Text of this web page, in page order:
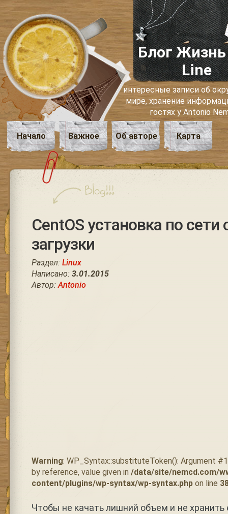
Блог Жизнь
Line
интересные записи об
мире, хранение
гостях у Antonio
Начало Важное Об авторе Карта
CentOS установка по сети
загрузки
Раздел: Linux
Написано: 3.01.2015
Автор:Antonio
Warning: WP_Syntax::substituteToken(): Argument
by reference, value given in /data/site/nemcd.com/
content/plugins/wp-syntax/wp-syntax.phpon line
Чтобы не качать лишний объем и не хранить